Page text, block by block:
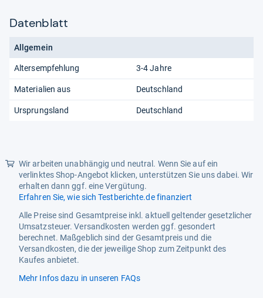
Datenblatt
Allgemein
Altersempfehlung 3-4 Jahre
Materialien aus Deutschland
Ursprungsland Deutschland
Wir arbeiten unabhängig und neutral. Wenn Sie auf ein
verlinktes Shop-Angebot klicken, unterstützen Sie uns dabei. Wir
erhalten dann ggf. eine Vergütung.
Erfahren Sie, wie sich Testberichte.de finanziert
Alle Preise sind Gesamtpreise inkl. aktuell geltender gesetzlicher
Umsatzsteuer. Versandkosten werden ggf. gesondert
berechnet. Maßgeblich sind der Gesamtpreis und die
Versandkosten, die der jeweilige Shop zum Zeitpunkt des
Kaufes anbietet.
Mehr Infos dazu in unseren FAQs